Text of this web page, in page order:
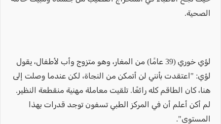
الصحية.
لؤي خوري (39 عامًا) من المغار، وهو متزوج وأب لأطفال، يقول
لؤي: "اعتقدت بأنني لن أتمكن من النجاة، لكن عندما وصلت إلى
هنا، كان الطاقم كله رائعًا. تلقيت معاملة مهنية منقطعة النظير.
لم أكن أعلم أن في المركز الطبي تسفون توجد قدرات بهذا
المستوى".